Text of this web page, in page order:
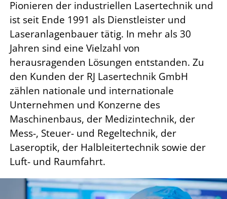
Pionieren der industriellen Lasertechnik und
ist seit Ende 1991 als Dienstleister und
Laseranlagenbauer tätig. In mehr als 30
Jahren sind eine Vielzahl von
herausragenden Lösungen entstanden. Zu
den Kunden der RJ Lasertechnik GmbH
zählen nationale und internationale
Unternehmen und Konzerne des
Maschinenbaus, der Medizintechnik, der
Mess-, Steuer- und Regeltechnik, der
Laseroptik, der Halbleitertechnik sowie der
Luft- und Raumfahrt.